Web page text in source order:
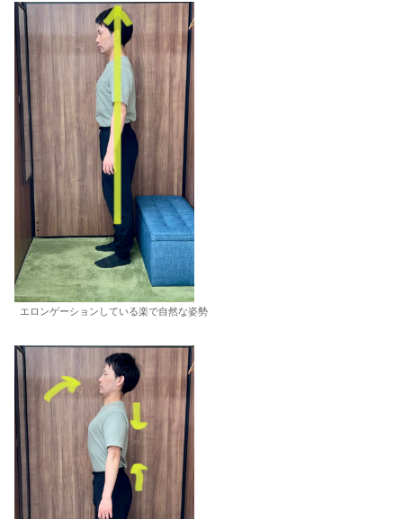
エロンゲーションしている楽で自然な姿勢